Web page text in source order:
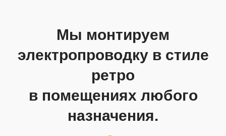
Мы монтируем
электропроводку в стиле
ретро
в помещениях любого
назначения.